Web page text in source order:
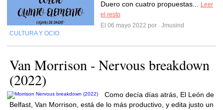
Duero con cuatro propuestas...
Leer
el resto
El 06 mayo 2022 por
Jmusind
CULTURA Y OCIO
Van Morrison - Nervous breakdown
(2022)
Como decía días atrás, El León de
Belfast, Van Morrison, está de lo más productivo, y edita justo un